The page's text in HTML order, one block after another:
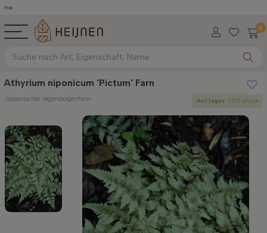
0
Athyrium niponicum 'Pictum' Farn
Japanischer regenbogenfarn Auf lager: 1212 stück